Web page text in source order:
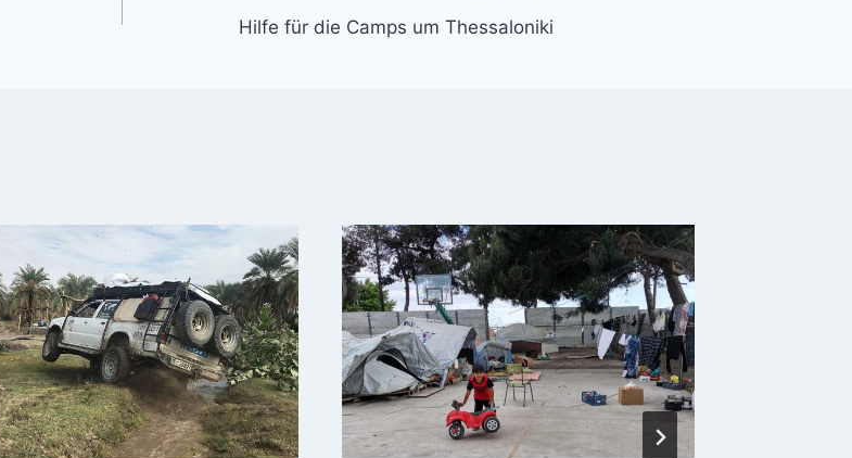
Hilfe für die Camps um Thessaloniki